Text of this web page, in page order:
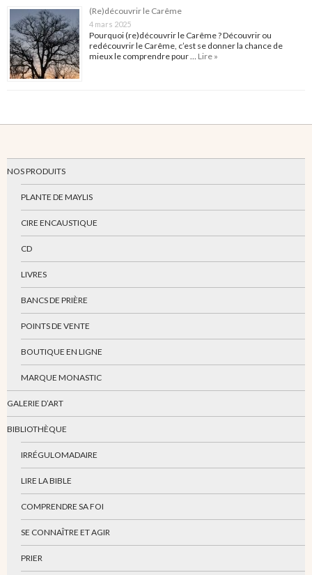
(Re)découvrir le Carême
4 mars 2025
Pourquoi (re)découvrir le Carême ? Découvrir ou
redécouvrir le Carême, c’est se donner la chance de
mieux le comprendre pour … Lire »
NOS PRODUITS
PLANTE DE MAYLIS
CIRE ENCAUSTIQUE
CD
LIVRES
BANCS DE PRIÈRE
POINTS DE VENTE
BOUTIQUE EN LIGNE
MARQUE MONASTIC
GALERIE D’ART
BIBLIOTHÈQUE
IRRÉGULOMADAIRE
LIRE LA BIBLE
COMPRENDRE SA FOI
SE CONNAÎTRE ET AGIR
PRIER